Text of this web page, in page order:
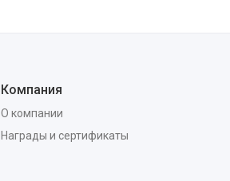
Компания
О компании
Награды и сертификаты